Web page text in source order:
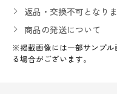
返品・交換不可となり
商品の発送について
※掲載画像には一部サンプル
る場合がございます。